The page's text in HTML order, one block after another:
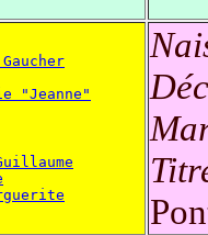
"Jeanne"